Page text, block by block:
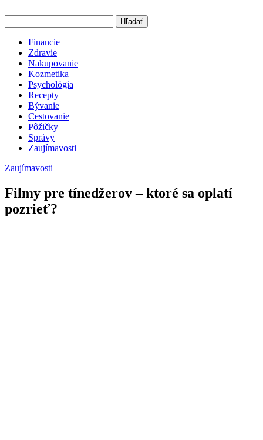
Hľadať
Financie
Zdravie
Nakupovanie
Kozmetika
Psychológia
Recepty
Bývanie
Cestovanie
Pôžičky
Správy
Zaujímavosti
Zaujímavosti
Filmy pre tínedžerov – ktoré sa oplatí
pozrieť?